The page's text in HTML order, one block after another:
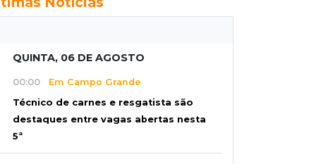
QUINTA, 06 DE AGOSTO
00:00 Em Campo Grande
Técnico de carnes e resgatista são
destaques entre vagas abertas nesta
5ª